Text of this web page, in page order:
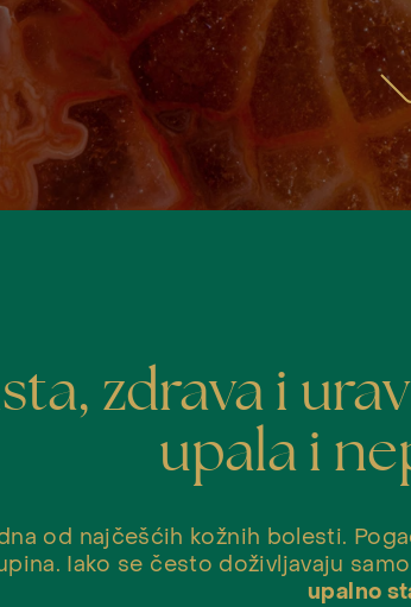
zdrava i
upala i
od najčešćih kožnih bolesti.
Iako se često doživljavaju
upalno